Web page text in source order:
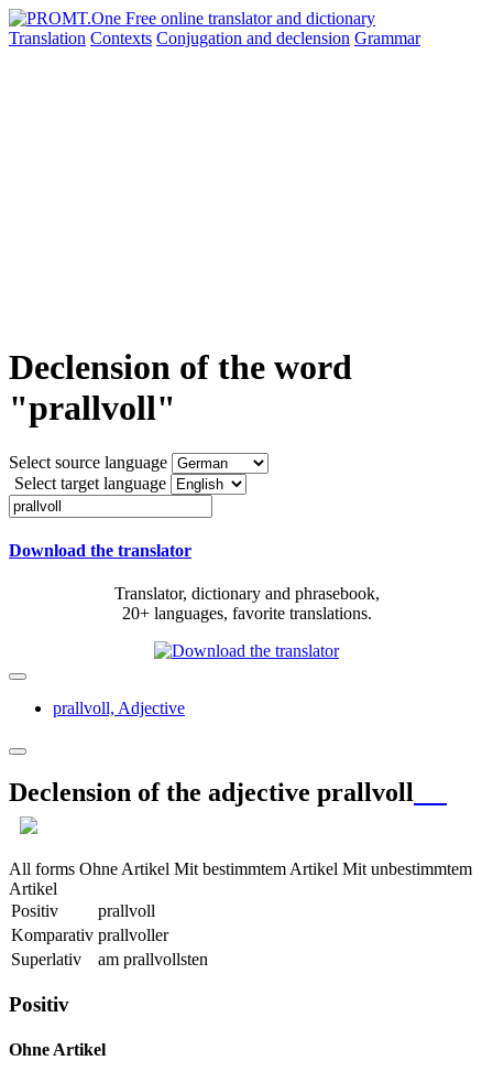
Translation Contexts Conjugation and declension Grammar
Declension of the word
"prallvoll"
Select source language
Select target language
Download the translator
Translator, dictionary and phrasebook,
20+ languages, favorite translations.
prallvoll, Adjective
Declension of the adjective prallvoll
All forms Ohne Artikel Mit bestimmtem Artikel Mit unbestimmtem
Artikel
Positiv
prallvoll
Komparativ prallvoller
Superlativ
am prallvollsten
Positiv
Ohne Artikel